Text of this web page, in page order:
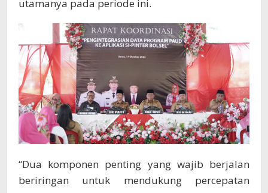
utamanya pada periode ini.
“Dua komponen penting yang wajib berjalan
beriringan untuk mendukung percepatan